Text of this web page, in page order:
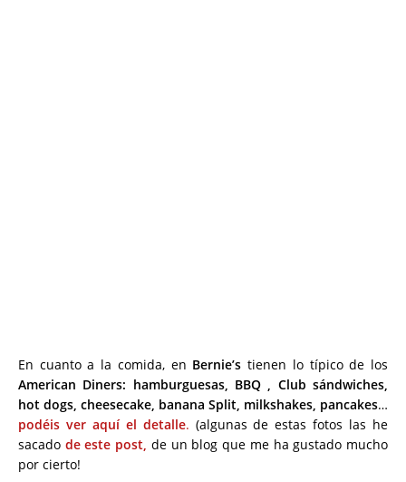
En cuanto a la comida, en Bernie’s tienen lo típico de los
American Diners: hamburguesas, BBQ , Club sándwiches,
hot dogs, cheesecake, banana Split, milkshakes, pancakes…
podéis ver aquí el detalle. (algunas de estas fotos las he
sacado de este post, de un blog que me ha gustado mucho
por cierto!